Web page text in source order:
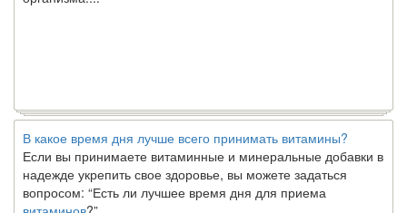
В какое время дня лучше всего принимать витамины?
Если вы принимаете витаминные и минеральные добавки в
надежде укрепить свое здоровье, вы можете задаться
вопросом: “Есть ли лучшее время дня для приема
витаминов ?”